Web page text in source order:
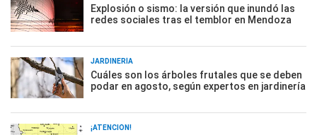
Explosión o sismo: la versión que inundó las
redes sociales tras el temblor en Mendoza
JARDINERÍA
Cuáles son los árboles frutales que se deben
podar en agosto, según expertos en jardinería
¡ATENCIÓN!